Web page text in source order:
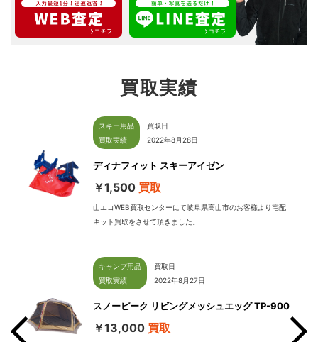
買取実績
スキー用品
買取実績
買取日
2022年8月28日
ディナフィット スキーアイゼン
￥1,500 買取
山エコWEB買取センターにて岐阜県高山市のお客様より宅配
キット買取をさせて頂きました。
キャンプ用品
買取実績
買取日
2022年8月27日
スノーピーク リビングメッシュエッグ TP-900
￥13,000 買取